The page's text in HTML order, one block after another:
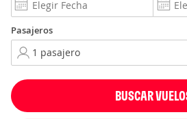
Pasajeros
BUSCAR